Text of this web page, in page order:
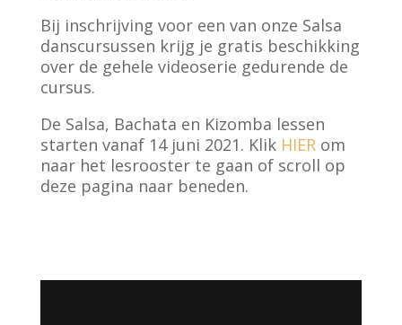
Bij inschrijving voor een van onze Salsa
danscursussen krijg je gratis beschikking
over de gehele videoserie gedurende de
cursus.
De Salsa, Bachata en Kizomba lessen
starten vanaf 14 juni 2021. Klik HIERom
naar het lesrooster te gaan of scroll op
deze pagina naar beneden.